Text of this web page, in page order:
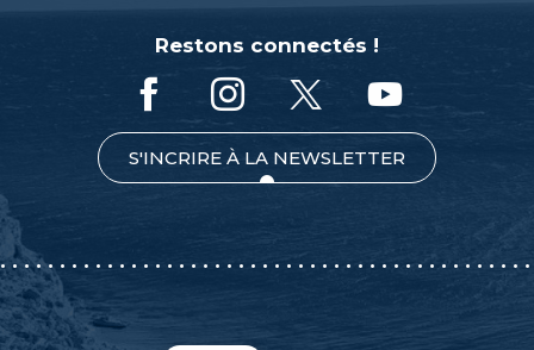
Restons connectés !
S'INCRIRE À LA NEWSLETTER